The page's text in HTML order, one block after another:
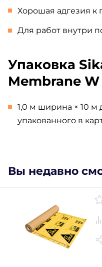
Хорошая адгезия к
Для работ внутри
Упаковка
Membrane W
1,0 м ширина × 10 м
упакованного в
Вы недавно